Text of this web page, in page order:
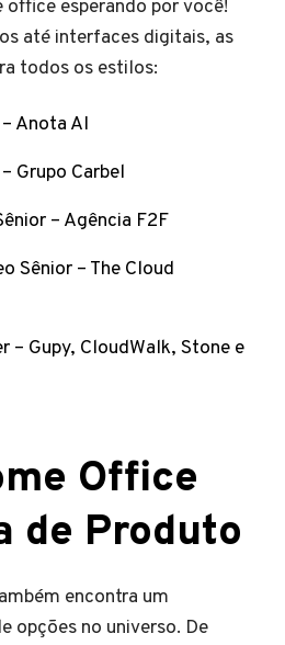
esperando por você!
até interfaces digitais, as
todos os estilos:
Anota AI
Grupo Carbel
– Agência F2F
Sênior – The Cloud
– Gupy, CloudWalk, Stone e
Office
de Produto
encontra um
opções no universo. De